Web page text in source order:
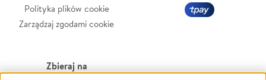
Polityka plików cookie
Zarządzaj zgodami cookie
Zbieraj na